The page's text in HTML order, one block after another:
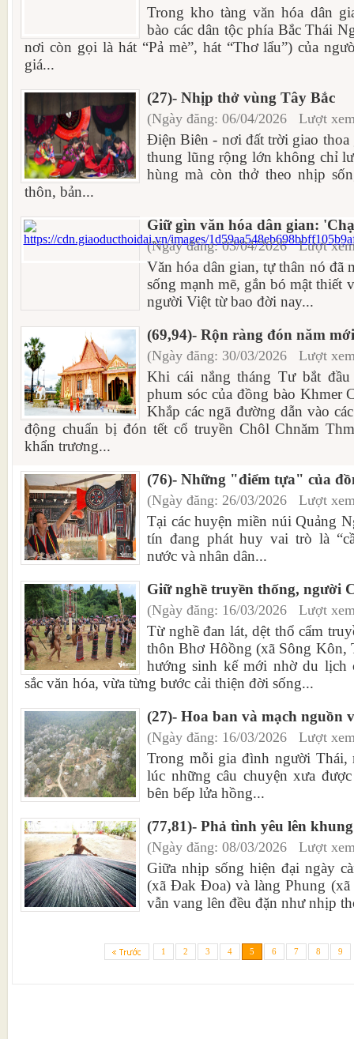
Trong kho tàng văn hóa dân
bào các dân tộc phía Bắc Thái
nơi còn gọi là hát “Pả mè”, hát “Thơ lẩu”) của
giá...
(27)- Nhịp thở vùng Tây Bắc
(Ngày đăng: 06/04/2026 Lượt
Điện Biên - nơi đất trời giao
thung lũng rộng lớn không chỉ
hùng mà còn thở theo nhịp
thôn, bản...
Giữ gìn văn hóa dân gian:
(Ngày đăng: 03/04/2026 Lượt
Văn hóa dân gian, tự thân nó đã
sống mạnh mẽ, gắn bó mật thiết
người Việt từ bao đời nay...
(69,94)- Rộn ràng đón năm
(Ngày đăng: 30/03/2026 Lượt
Khi cái nắng tháng Tư bắt
phum sóc của đồng bào Khmer
Khắp các ngã đường dẫn vào
động chuẩn bị đón tết cổ truyền Chôl Chnăm
khẩn trương...
(76)- Những "điểm tựa" của
(Ngày đăng: 26/03/2026 Lượt
Tại các huyện miền núi Quảng
tín đang phát huy vai trò là
nước và nhân dân...
Giữ nghề truyền thống, người
(Ngày đăng: 16/03/2026 Lượt
Từ nghề đan lát, dệt thổ cẩm
thôn Bhơ Hôồng (xã Sông Kôn,
hướng sinh kế mới nhờ du lịch
sắc văn hóa, vừa từng bước cải thiện đời sống...
(27)- Hoa ban và mạch nguồn
(Ngày đăng: 16/03/2026 Lượt
Trong mỗi gia đình người Thái,
lúc những câu chuyện xưa
bên bếp lửa hồng...
(77,81)- Phả tình yêu lên
(Ngày đăng: 08/03/2026 Lượt
Giữa nhịp sống hiện đại ngày
(xã Đak Đoa) và làng Phung
vẫn vang lên đều đặn như nhịp
1 2 3 4 5 6 7 8 9